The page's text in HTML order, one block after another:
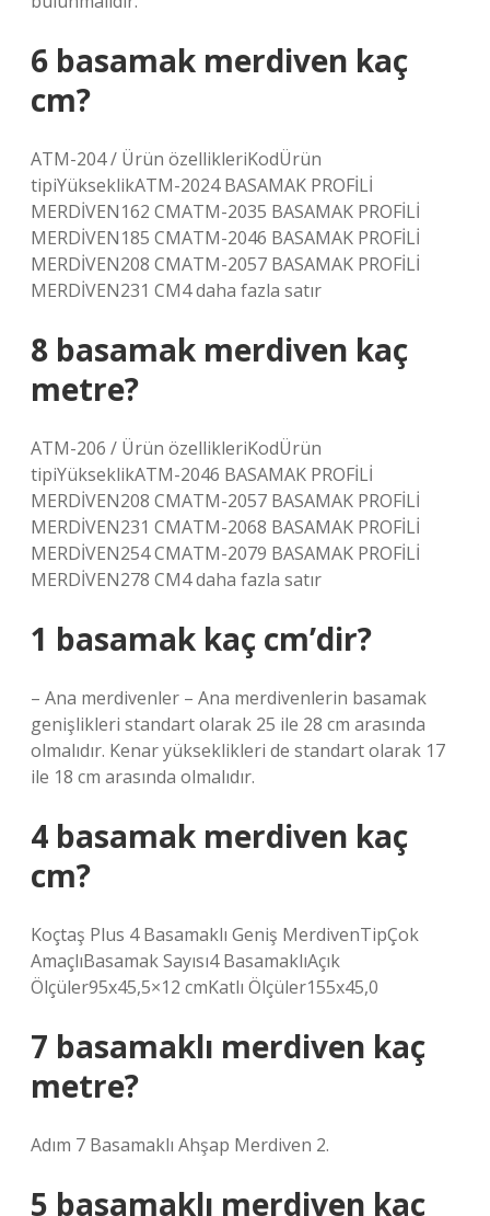
6 basamak merdiven kaç
cm?
ATM-204 / Ürün özellikleriKodÜrün
tipiYükseklikATM-2024 BASAMAK PROFİLİ
MERDİVEN162 CMATM-2035 BASAMAK PROFİLİ
MERDİVEN185 CMATM-2046 BASAMAK PROFİLİ
MERDİVEN208 CMATM-2057 BASAMAK PROFİLİ
MERDİVEN231 CM4 daha fazla satır
8 basamak merdiven kaç
metre?
ATM-206 / Ürün özellikleriKodÜrün
tipiYükseklikATM-2046 BASAMAK PROFİLİ
MERDİVEN208 CMATM-2057 BASAMAK PROFİLİ
MERDİVEN231 CMATM-2068 BASAMAK PROFİLİ
MERDİVEN254 CMATM-2079 BASAMAK PROFİLİ
MERDİVEN278 CM4 daha fazla satır
1 basamak kaç cm’dir?
– Ana merdivenler – Ana merdivenlerin basamak
genişlikleri standart olarak 25 ile 28 cm arasında
olmalıdır. Kenar yükseklikleri de standart olarak 17
ile 18 cm arasında olmalıdır.
4 basamak merdiven kaç
cm?
Koçtaş Plus 4 Basamaklı Geniş MerdivenTipÇok
AmaçlıBasamak Sayısı4 BasamaklıAçık
Ölçüler95x45,5×12 cmKatlı Ölçüler155x45,0
7 basamaklı merdiven kaç
metre?
Adım 7 Basamaklı Ahşap Merdiven 2.
5 basamaklı merdiven kaç